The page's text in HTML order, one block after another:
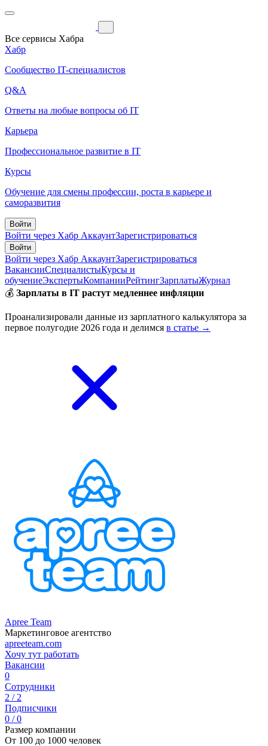
Все сервисы Хабра
Хабр
Сообщество IT-специалистов
Q&A
Ответы на любые вопросы об IT
Карьера
Профессиональное развитие в IT
Курсы
Обучение для смены профессии, роста в карьере и
саморазвития
Войти
Войти через Хабр АккаунтЗарегистрироваться
Войти
Войти через Хабр АккаунтЗарегистрироваться
ВакансииСпециалистыКурсы и
обучениеЭкспертыКомпанииРейтингЗарплатыЖурнал
💰 Зарплаты в IT растут медленнее инфляции
Проанализировали данные из зарплатного калькулятора за
первое полугодие 2026 года и делимся в статье →
Apree Team
Маркетинговое агентство
apreeteam.com
Хочу тут работать
Вакансии
0
Сотрудники
2 / 2
Подписчики
0 / 0
Размер компании
От 100 до 1000 человек